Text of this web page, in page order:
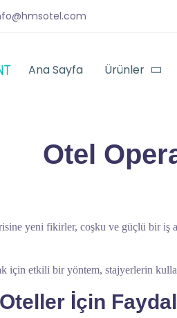
Ana Sayfa Ürünler
Otel
yeni fikirler, coşku ve güçlü bir iş
için etkili bir yöntem, stajyerlerin
İçin